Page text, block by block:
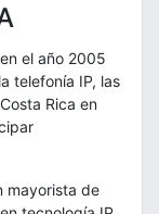
el año 2005
telefonía IP, las
Rica en
mayorista de